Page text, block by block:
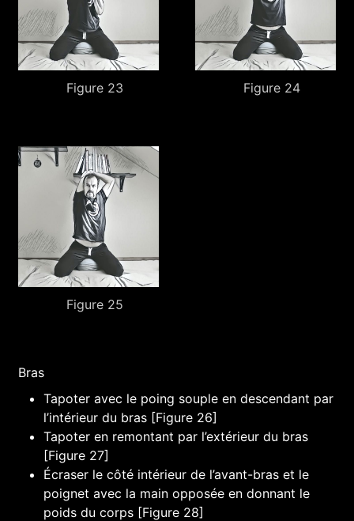
Figure 23 Figure 24
Figure 25
Bras
Tapoter avec le poing souple en descendant par
l’intérieur du bras [Figure 26]
Tapoter en remontant par l’extérieur du bras
[Figure 27]
Écraser le côté intérieur de l’avant-bras et le
poignet avec la main opposée en donnant le
poids du corps [Figure 28]